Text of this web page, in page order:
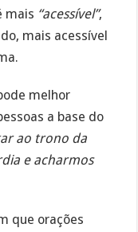
mais “acessível”,
mais acessível
melhor
a base do
ao trono da
e acharmos
que orações